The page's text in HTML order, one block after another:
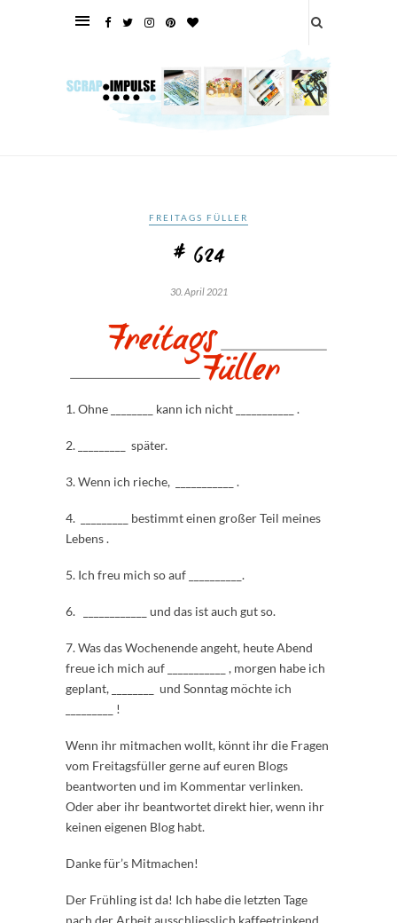
FREITAGS FÜLLER
# 624
30. April 2021
1. Ohne ________ kann ich nicht ___________ .
2. _________ später.
3. Wenn ich rieche, ___________ .
4. _________ bestimmt einen großer Teil meines
Lebens .
5. Ich freu mich so auf __________.
6. ____________ und das ist auch gut so.
7. Was das Wochenende angeht, heute Abend
freue ich mich auf ___________ , morgen habe ich
geplant, ________ und Sonntag möchte ich
_________ !
Wenn ihr mitmachen wollt, könnt ihr die Fragen
vom Freitagsfüller gerne auf euren Blogs
beantworten und im Kommentar verlinken.
Oder aber ihr beantwortet direkt hier, wenn ihr
keinen eigenen Blog habt.
Danke für’s Mitmachen!
Der Frühling ist da! Ich habe die letzten Tage